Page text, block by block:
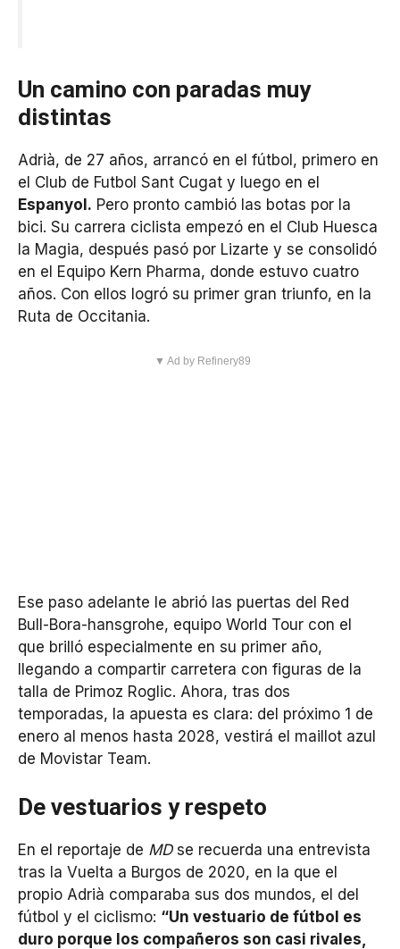
Un camino con paradas muy
distintas
Adrià, de 27 años, arrancó en el fútbol, primero en
el Club de Futbol Sant Cugat y luego en el
Espanyol. Pero pronto cambió las botas por la
bici. Su carrera ciclista empezó en el Club Huesca
la Magia, después pasó por Lizarte y se consolidó
en el Equipo Kern Pharma, donde estuvo cuatro
años. Con ellos logró su primer gran triunfo, en la
Ruta de Occitania.
▼ Ad by Refinery89
Ese paso adelante le abrió las puertas del Red
Bull-Bora-hansgrohe, equipo World Tour con el
que brilló especialmente en su primer año,
llegando a compartir carretera con figuras de la
talla de Primoz Roglic. Ahora, tras dos
temporadas, la apuesta es clara: del próximo 1 de
enero al menos hasta 2028, vestirá el maillot azul
de Movistar Team.
De vestuarios y respeto
En el reportaje de MDse recuerda una entrevista
tras la Vuelta a Burgos de 2020, en la que el
propio Adrià comparaba sus dos mundos, el del
fútbol y el ciclismo: “Un vestuario de fútbol es
duro porque los compañeros son casi rivales,